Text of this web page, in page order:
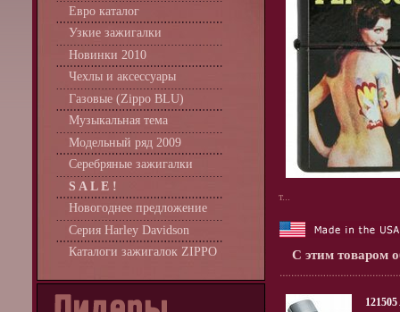
Евро каталог
Узкие зажигалки
Новинки 2010
Чехлы и аксессуары
Газовые (Zippo BLU)
Музыкальная тема
Модельный ряд 2009
Серебряные зажигалки
S A L E !
Новогоднее предложение
Серия Harley Davidson
Каталоги зажигалок ZIPPO
т...
С этим товаром